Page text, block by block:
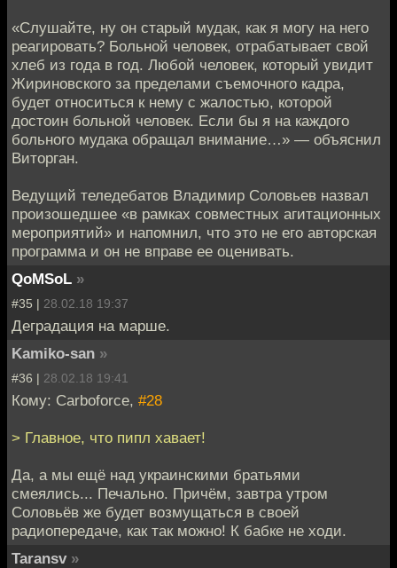
«Слушайте, ну он старый мудак, как я могу на него
реагировать? Больной человек, отрабатывает свой
хлеб из года в год. Любой человек, который увидит
Жириновского за пределами съемочного кадра,
будет относиться к нему с жалостью, которой
достоин больной человек. Если бы я на каждого
больного мудака обращал внимание…» — объяснил
Виторган.
Ведущий теледебатов Владимир Соловьев назвал
произошедшее «в рамках совместных агитационных
мероприятий» и напомнил, что это не его авторская
программа и он не вправе ее оценивать.
QoMSoL »
#35 | 28.02.18 19:37
Деградация на марше.
Kamiko-san »
#36 | 28.02.18 19:41
Кому: Carboforce, #28
> Главное, что пипл хавает!
Да, а мы ещё над украинскими братьями
смеялись... Печально. Причём, завтра утром
Соловьёв же будет возмущаться в своей
радиопередаче, как так можно! К бабке не ходи.
Taransv »